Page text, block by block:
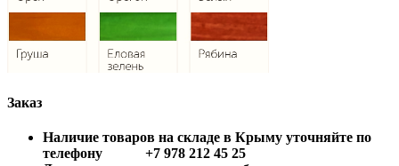
Заказ
Наличие товаров на складе в Крыму уточняйте по
телефону +7 978 212 45 25